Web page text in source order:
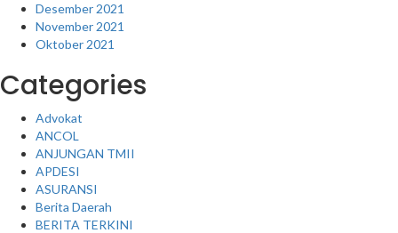
Desember 2021
November 2021
Oktober 2021
Categories
Advokat
ANCOL
ANJUNGAN TMII
APDESI
ASURANSI
Berita Daerah
BERITA TERKINI